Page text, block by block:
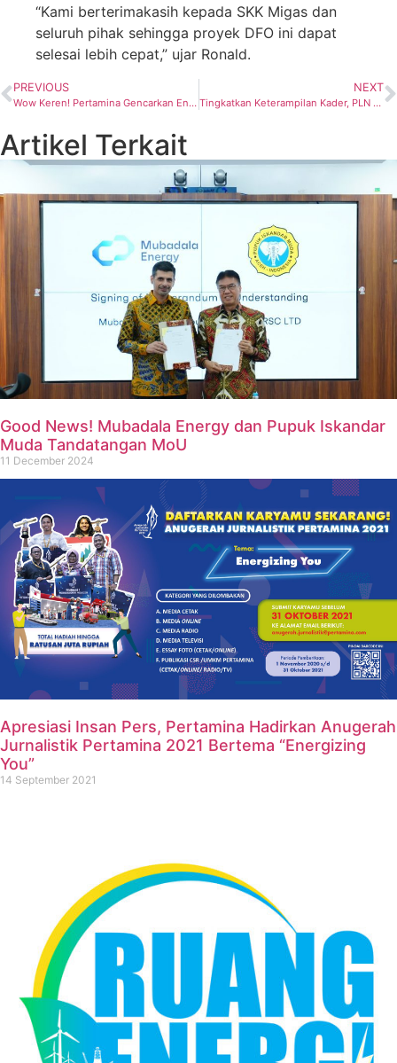
“Kami berterimakasih kepada SKK Migas dan
seluruh pihak sehingga proyek DFO ini dapat
selesai lebih cepat,” ujar Ronald.
PREVIOUS
Wow Keren! Pertamina Gencarkan Energi Transisi Lewat Green Refinery Cilacap
NEXT
Tingkatkan Keterampilan Kader, PLN EPI Lakukan Pelatihan Kapasitas Tenaga Posyandu Gunung Kidul
Artikel Terkait
Good News! Mubadala Energy dan Pupuk Iskandar
Muda Tandatangan MoU
11 December 2024
Apresiasi Insan Pers, Pertamina Hadirkan Anugerah
Jurnalistik Pertamina 2021 Bertema “Energizing
You”
14 September 2021